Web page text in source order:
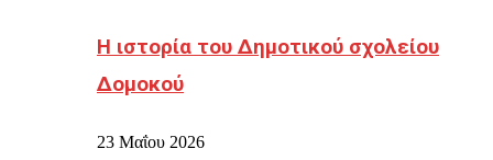
Η ιστορία του Δημοτικού σχολείου
Δομοκού
23 Μαΐου 2026